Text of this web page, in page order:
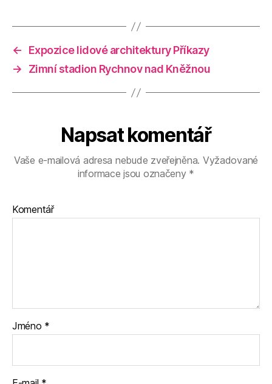
←
Expozice lidové architektury Příkazy
→
Zimní stadion Rychnov nad Kněžnou
Napsat komentář
Vaše e-mailová adresa nebude zveřejněna. Vyžadované
informace jsou označeny *
Komentář
Jméno *